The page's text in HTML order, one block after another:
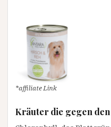
*affiliate Link
Kräuter die gegen